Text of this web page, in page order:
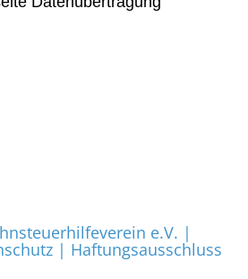
e.V. |
| Haftungsausschluss